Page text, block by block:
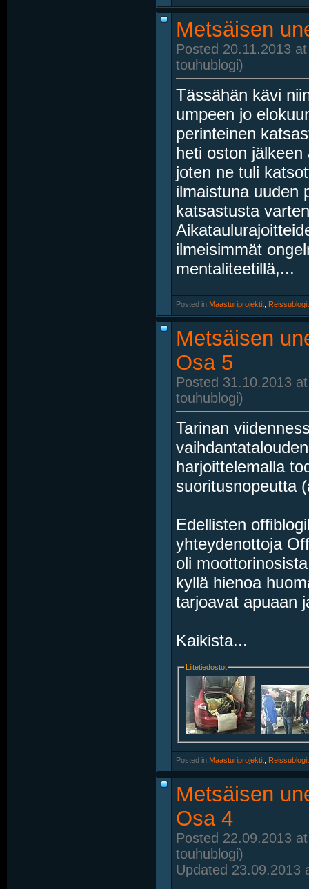
Metsäisen
Posted 20.11.2013
touhublogi)
Tässähän kävi
umpeen jo
perinteinen
heti oston
joten ne tuli
ilmaistuna uuden
katsastusta
ilmeisimmät
mentaliteetillä,...
Posted in Maasturiprojektit Reissublogit
Metsäisen
Osa 5
Posted 31.10.2013
touhublogi)
Tarinan
harjoittelemalla
suoritusnopeutta
Edellisten
yhteydenottoja
oli
kyllä hienoa
tarjoavat apuaan
Kaikista...
Liitetiedostot
Posted in Maasturiprojektit Reissublogit
Metsäisen
Osa 4
Posted 22.09.2013
touhublogi)
Updated 23.09.2013